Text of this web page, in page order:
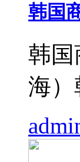
韩国
韩国
海）